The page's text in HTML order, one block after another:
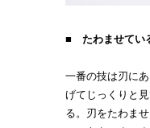
■ たわませてい
一番の技は刃に
げてじっくりと
る。刃をたわま